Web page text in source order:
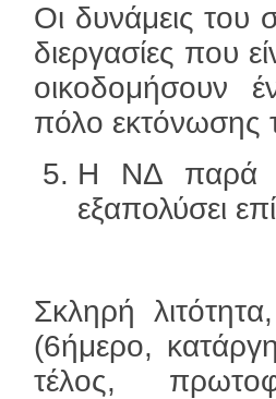
Οι δυνάμεις του
διεργασίες που
οικοδομήσουν
πόλο εκτόνωσης
Η ΝΔ παρά
εξαπολύσει
Σκληρή
(6ήμερο,
τέλος,